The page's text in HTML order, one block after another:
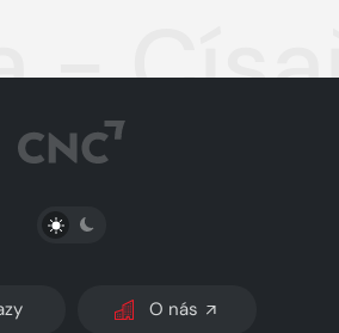
-
PŘEPNOUT SVĚTLÝ/TMAVÝ REŽIM
O nás